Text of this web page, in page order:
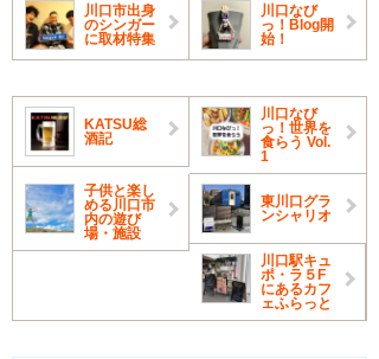
川口市出身
のシンガー
に取材特集
川口なび
っ！Blog開
始！
KATSU総
酒記
川口なび
っ！世界を
食らう Vol.
1
子供と楽し
める川口市
内の遊び
場・施設
東川口グラ
ンシャリオ
川口駅キュ
ポ・ラ５F
にあるカフ
ェふらっと